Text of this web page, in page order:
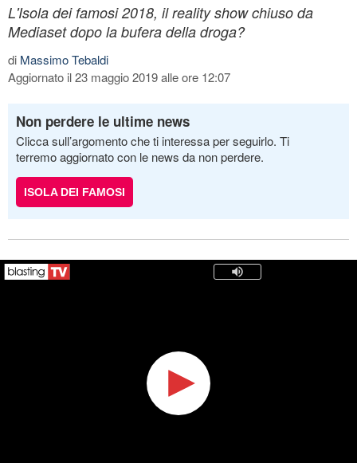
L'Isola dei famosi 2018, il reality show chiuso da
Mediaset dopo la bufera della droga?
di Massimo Tebaldi
Aggiornato il 23 maggio 2019 alle ore 12:07
Non perdere le ultime news
Clicca sull’argomento che ti interessa per seguirlo. Ti
terremo aggiornato con le news da non perdere.
ISOLA DEI FAMOSI